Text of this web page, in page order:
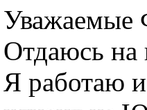
Уважаемые
Отдаюсь на
Я работаю